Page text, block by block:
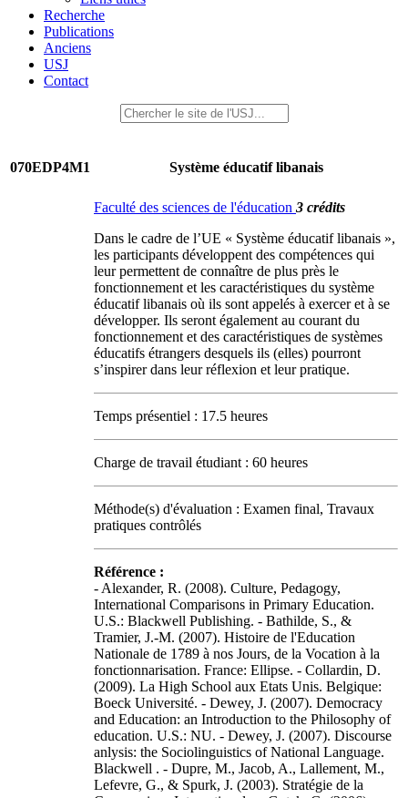
Recherche
Publications
Anciens
USJ
Contact
070EDP4M1 Système éducatif libanais
Faculté des sciences de l'éducation 3 crédits
Dans le cadre de l’UE « Système éducatif libanais »,
les participants développent des compétences qui
leur permettent de connaître de plus près le
fonctionnement et les caractéristiques du système
éducatif libanais où ils sont appelés à exercer et à se
développer. Ils seront également au courant du
fonctionnement et des caractéristiques de systèmes
éducatifs étrangers desquels ils (elles) pourront
s’inspirer dans leur réflexion et leur pratique.
Temps présentiel : 17.5 heures
Charge de travail étudiant : 60 heures
Méthode(s) d'évaluation : Examen final, Travaux
pratiques contrôlés
Référence :
- Alexander, R. (2008). Culture, Pedagogy,
International Comparisons in Primary Education.
U.S.: Blackwell Publishing. - Bathilde, S., &
Tramier, J.-M. (2007). Histoire de l'Education
Nationale de 1789 à nos Jours, de la Vocation à la
fonctionnarisation. France: Ellipse. - Collardin, D.
(2009). La High School aux Etats Unis. Belgique:
Boeck Université. - Dewey, J. (2007). Democracy
and Education: an Introduction to the Philosophy of
education. U.S.: NU. - Dewey, J. (2007). Discourse
anlysis: the Sociolinguistics of National Language.
Blackwell . - Dupre, M., Jacob, A., Lallement, M.,
Lefevre, G., & Spurk, J. (2003). Stratégie de la